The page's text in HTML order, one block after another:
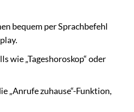
bequem per Sprachbefehl
wie „Tageshoroskop“ oder
„Anrufe zuhause“-Funktion,